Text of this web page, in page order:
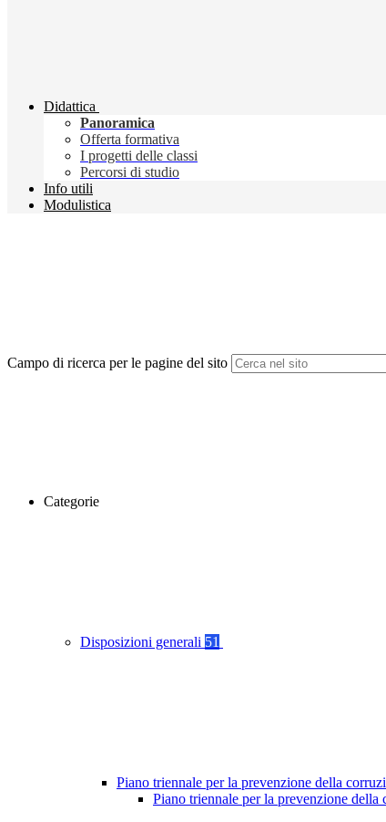
Didattica
Panoramica
Offerta formativa
I progetti delle classi
Percorsi di studio
Info utili
Modulistica
Campo di ricerca per le pagine del sito
Categorie
Disposizioni generali 51
Piano triennale per la prevenzione della
Piano triennale per la prevenzione